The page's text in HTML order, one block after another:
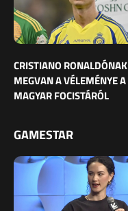
CRISTIANO RONALDÓNAK
MEGVAN A VÉLEMÉNYE A
MAGYAR FOCISTÁRÓL
GAMESTAR